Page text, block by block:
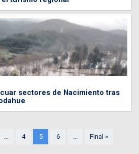
sectores de Nacimiento tras
... 4 5 6 ... Final »